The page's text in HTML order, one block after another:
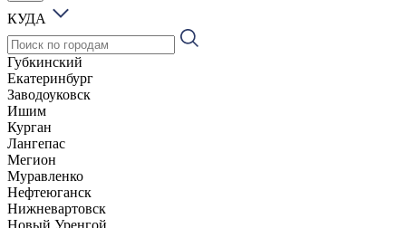
КУДА
Губкинский
Екатеринбург
Заводоуковск
Ишим
Курган
Лангепас
Мегион
Муравленко
Нефтеюганск
Нижневартовск
Новый Уренгой